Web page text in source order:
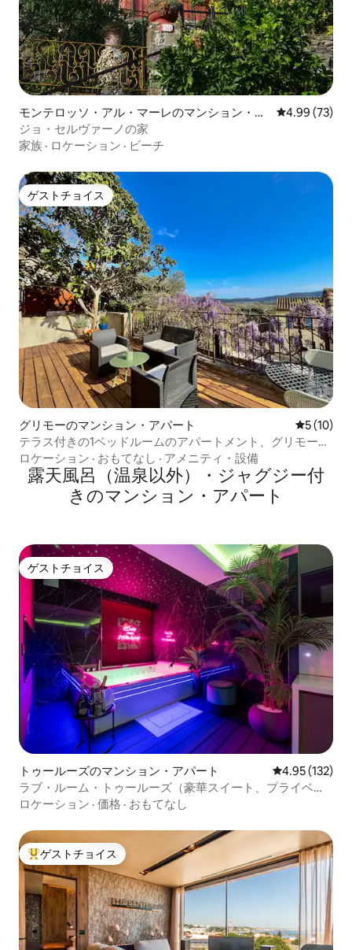
モンテロッソ・アル・マーレのマンション・ア
パート
レビュー73
4.99 (73)
ジョ・セルヴァーノの家
家族 · ロケーション · ビーチ
ゲストチョイス
ゲストチョイス
グリモーのマンション・アパート レビュー
5 (10)
テラス付きの1ベッドルームのアパートメント、グリモーの
歴史地区
ロケーション · おもてなし · アメニティ・設備
露天風呂（温泉以外）・ジャグジー付
きのマンション・アパート
ゲストチョイス
ゲストチョイス
トゥールーズのマンション・アパート レビュー132
4.95 (132)
ラブ・ルーム・トゥールーズ（豪華スイート、プライベー
トスパ）
ロケーション · 価格 · おもてなし
大好評のゲストチョイスです。
ゲストチョイス